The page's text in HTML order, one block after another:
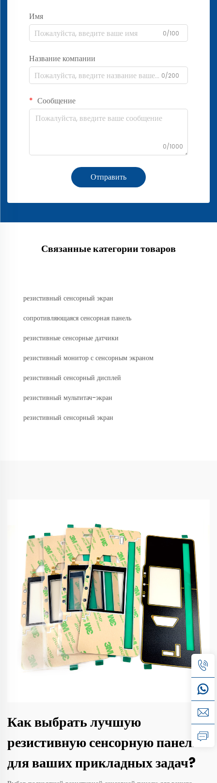
Имя
0/100
Название компании
0/200
Сообщение
0/1000
Отправить
Связанные категории товаров
резистивный сенсорный экран
сопротивляющаяся сенсорная панель
резистивные сенсорные датчики
резистивный монитор с сенсорным экраном
резистивный сенсорный дисплей
резистивный мультитач-экран
резистивный сенсорный экран
Как выбрать лучшую
резистивную сенсорную панель
для ваших прикладных задач?